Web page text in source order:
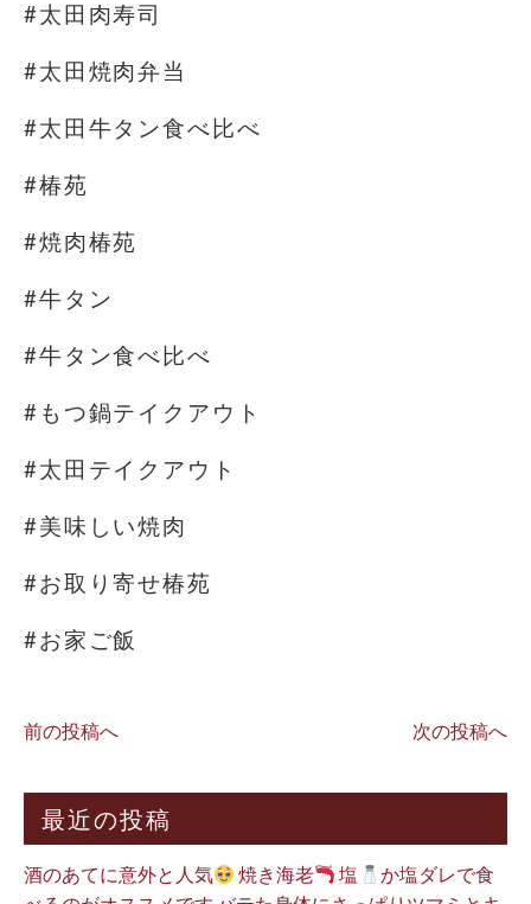
#太田肉寿司
#太田焼肉弁当
#太田牛タン食べ比べ
#椿苑
#焼肉椿苑
#牛タン
#牛タン食べ比べ
#もつ鍋テイクアウト
#太田テイクアウト
#美味しい焼肉
#お取り寄せ椿苑
#お家ご飯
前の投稿へ 次の投稿へ
最近の投稿
酒のあてに意外と人気 焼き海老 塩
か塩ダレで食